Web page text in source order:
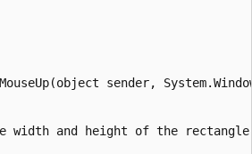
sender,
width and height of the